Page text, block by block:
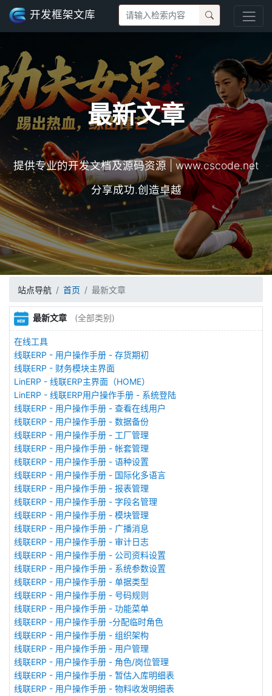
开发框架文库
最新文章
提供专业的开发文档及源码资源 | www.cscode.net
分享成功.创造卓越
站点导航 首页 最新文章
最新文章 (全部类别)
在线工具
线联ERP - 用户操作手册 - 存货期初
线联ERP - 财务模块主界面
LinERP - 线联ERP主界面（HOME）
LinERP - 线联ERP用户操作手册 - 系统登陆
线联ERP - 用户操作手册 - 查看在线用户
线联ERP - 用户操作手册 - 数据备份
线联ERP - 用户操作手册 - 工厂管理
线联ERP - 用户操作手册 - 帐套管理
线联ERP - 用户操作手册 - 语种设置
线联ERP - 用户操作手册 - 国际化多语言
线联ERP - 用户操作手册 - 报表管理
线联ERP - 用户操作手册 - 字段名管理
线联ERP - 用户操作手册 - 模块管理
线联ERP - 用户操作手册 - 广播消息
线联ERP - 用户操作手册 - 审计日志
线联ERP - 用户操作手册 - 公司资料设置
线联ERP - 用户操作手册 - 系统参数设置
线联ERP - 用户操作手册 - 单据类型
线联ERP - 用户操作手册 - 号码规则
线联ERP - 用户操作手册 - 功能菜单
线联ERP - 用户操作手册 -分配临时角色
线联ERP - 用户操作手册 - 组织架构
线联ERP - 用户操作手册 - 用户管理
线联ERP - 用户操作手册 - 角色/岗位管理
线联ERP - 用户操作手册 - 暂估入库明细表
线联ERP - 用户操作手册 - 物料收发明细表